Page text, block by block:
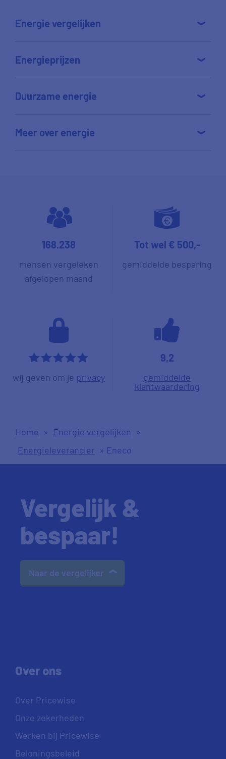
Energie vergelijken
Energieprijzen
Duurzame energie
Meer over energie
168.238
mensen vergeleken
afgelopen maand
Tot wel € 500,-
gemiddelde besparing
*****
wij geven om je privacy
9,2
gemiddelde
klantwaardering
Home » Energie vergelijken »
Energieleverancier » Eneco
Vergelijk &
bespaar!
Naar de vergelijker
Over ons
Over Pricewise
Onze zekerheden
Werken bij Pricewise
Beloningsbeleid